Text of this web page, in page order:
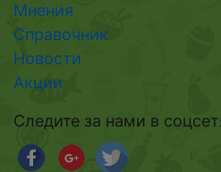
Мнения
Справочник
Новости
Акции
Следите за нами в